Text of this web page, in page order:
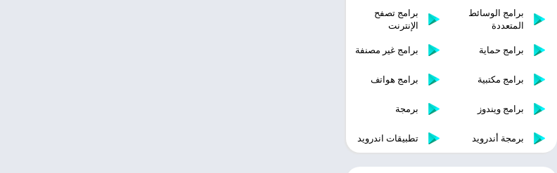
برامج الوسائط
المتعددة
برامج تصفح
الإنترنت
برامج حماية
برامج غير مصنفة
برامج مكتبية برامج هواتف
برامج ويندوز برمجة
برمجة أندرويد تطبيقات اندرويد